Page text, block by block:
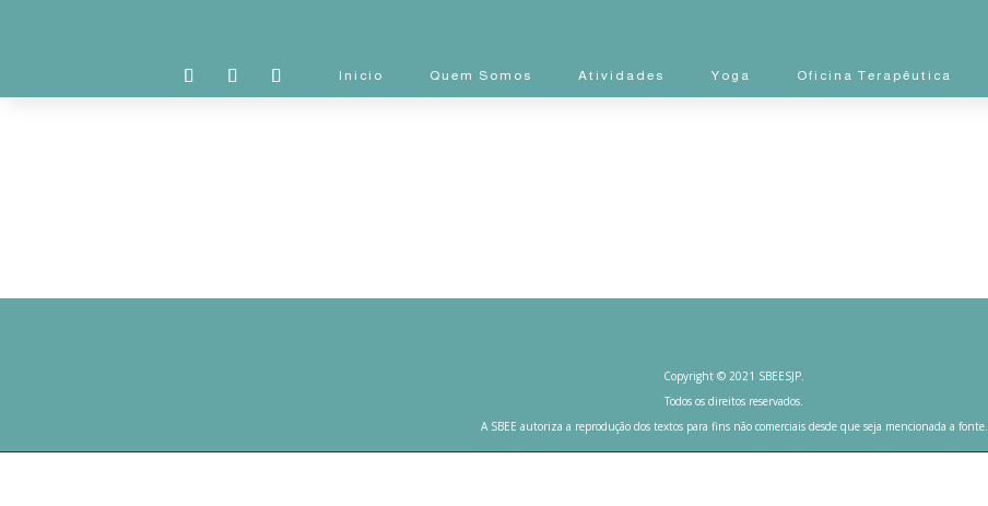
Inicio Quem Somos Atividades Yoga Oficina Terapêutica
Copyright © 2021 SBEESJP.
Todos os direitos reservados.
A SBEE autoriza a reprodução dos textos para fins não comerciais desde que seja mencionada a fonte.